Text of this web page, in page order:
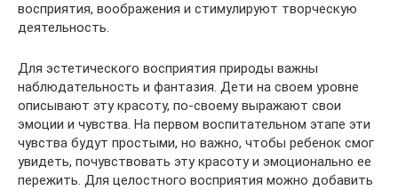
восприятия, воображения и стимулируют творческую
деятельность.
Для эстетического восприятия природы важны
наблюдательность и фантазия. Дети на своем уровне
описывают эту красоту, по-своему выражают свои
эмоции и чувства. На первом воспитательном этапе эти
чувства будут простыми, но важно, чтобы ребенок смог
увидеть, почувствовать эту красоту и эмоционально ее
пережить. Для целостного восприятия можно добавить